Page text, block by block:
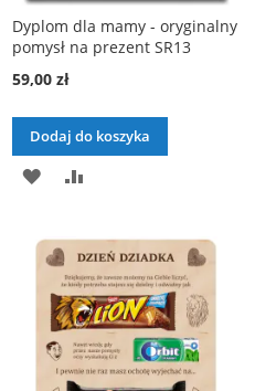
Dyplom dla mamy - oryginalny
pomysł na prezent SR13
59,00 zł
Dodaj do koszyka
DODAJ
LISTY
ŻYCZEŃ